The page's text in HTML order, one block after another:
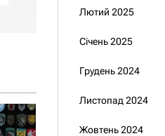
Лютий 2025
Січень 2025
Грудень 2024
Листопад 2024
Жовтень 2024